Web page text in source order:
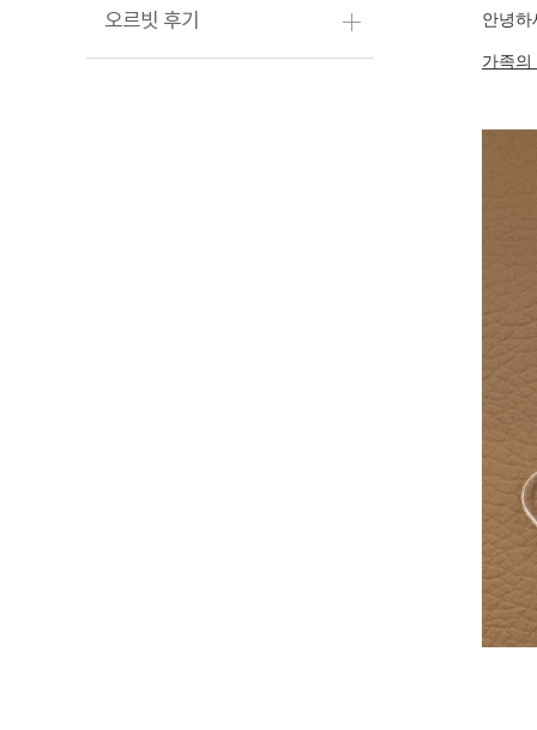
오르빗 후기 안녕
가족